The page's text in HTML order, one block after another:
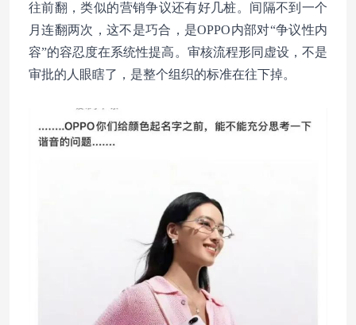
往前翻，类似的营销争议还有好几桩。间隔不到一个
月连翻两次，这不是巧合，是OPPO内部对“争议性内
容”的容忍度在系统性提高。审核流程形同虚设，不是
审批的人眼瞎了，是整个组织的标准在往下掉。